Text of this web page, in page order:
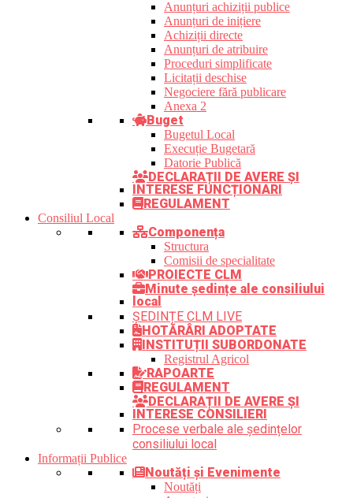
Anunțuri achiziții publice
Anunțuri de inițiere
Achiziții directe
Anunțuri de atribuire
Proceduri simplificate
Licitații deschise
Negociere fără publicare
Anexa 2
Buget
Bugetul Local
Execuție Bugetară
Datorie Publică
DECLARAȚII DE AVERE ȘI
INTERESE FUNCȚIONARI
REGULAMENT
Consiliul Local
Componența
Structura
Comisii de specialitate
PROIECTE CLM
Minute ședințe ale consiliului
local
ȘEDINȚE CLM LIVE
HOTĂRÂRI ADOPTATE
INSTITUȚII SUBORDONATE
Registrul Agricol
RAPOARTE
REGULAMENT
DECLARAȚII DE AVERE ȘI
INTERESE CONSILIERI
Procese verbale ale ședințelor
consiliului local
Informații Publice
Noutăți și Evenimente
Noutăți